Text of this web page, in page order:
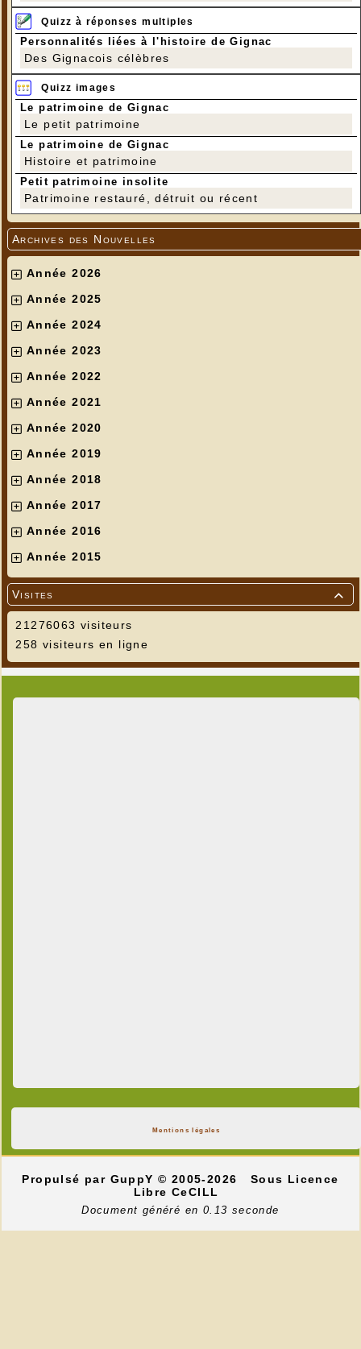
Quizz à réponses multiples
Personnalités liées à l'histoire de Gignac
Des Gignacois célèbres
Quizz images
Le patrimoine de Gignac
Le petit patrimoine
Le patrimoine de Gignac
Histoire et patrimoine
Petit patrimoine insolite
Patrimoine restauré, détruit ou récent
Archives des Nouvelles
Année 2026
Année 2025
Année 2024
Année 2023
Année 2022
Année 2021
Année 2020
Année 2019
Année 2018
Année 2017
Année 2016
Année 2015

Visites
21276063 visiteurs
258 visiteurs en ligne
Mentions légales
Propulsé par GuppY© 2005-2026
Sous Licence
Libre CeCILL
Document généré en 0.13 seconde